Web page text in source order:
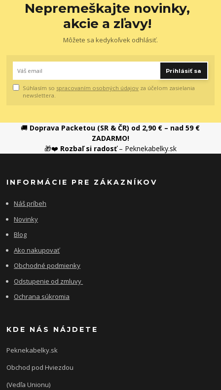
Nepremeškajte novinky,
akcie a zľavy!
Môžete sa kedykoľvek odhlásiť.
Prihlásiť sa
Súhlasím so spracovaním osobných údajov za účelom zasielania
newslettera.
🚚 Doprava Packetou (SR & ČR) od 2,90 € – nad 59 €
ZADARMO!
🎁❤️ Rozbaľ si radosť– Peknekabelky.sk
INFORMÁCIE PRE ZÁKAZNÍKOV
Náš príbeh
Novinky
Blog
Ako nakupovať
Obchodné podmienky
Odstupenie od zmluvy
Ochrana súkromia
KDE NÁS NÁJDETE
Peknekabelky.sk
Obchod pod Hviezdou
(Vedľa Unionu)